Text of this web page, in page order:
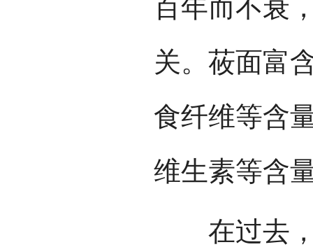
百年而不衰
关。莜面富
食纤维等含
维生素等含
在过去，